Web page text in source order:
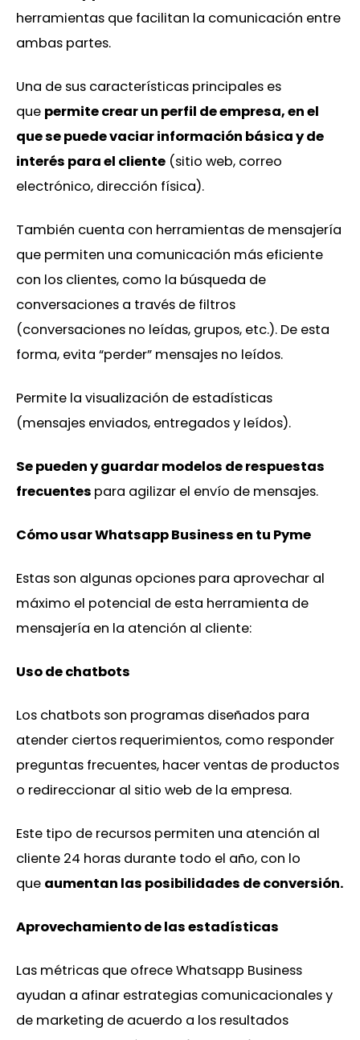
herramientas que facilitan la comunicación entre
ambas partes.
Una de sus características principales es
que permite crear un perfil de empresa, en el
que se puede vaciar información básica y de
interés para el cliente (sitio web, correo
electrónico, dirección física).
También cuenta con herramientas de mensajería
que permiten una comunicación más eficiente
con los clientes, como la búsqueda de
conversaciones a través de filtros
(conversaciones no leídas, grupos, etc.). De esta
forma, evita “perder” mensajes no leídos.
Permite la visualización de estadísticas
(mensajes enviados, entregados y leídos).
Se pueden y guardar modelos de respuestas
frecuentes para agilizar el envío de mensajes.
Cómo usar Whatsapp Business en tu Pyme
Estas son algunas opciones para aprovechar al
máximo el potencial de esta herramienta de
mensajería en la atención al cliente:
Uso de chatbots
Los chatbots son programas diseñados para
atender ciertos requerimientos, como responder
preguntas frecuentes, hacer ventas de productos
o redireccionar al sitio web de la empresa.
Este tipo de recursos permiten una atención al
cliente 24 horas durante todo el año, con lo
que aumentan las posibilidades de conversión.
Aprovechamiento de las estadísticas
Las métricas que ofrece Whatsapp Business
ayudan a afinar estrategias comunicacionales y
de marketing de acuerdo a los resultados